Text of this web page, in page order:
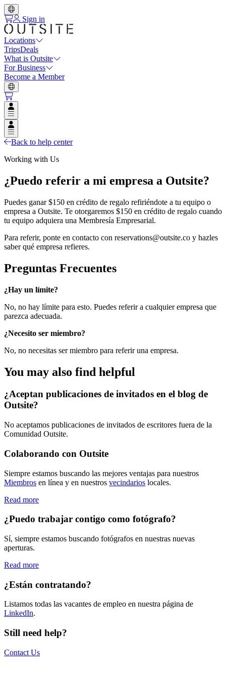
Sign in
Locations
TripsDeals
What is Outsite
For Business
Become a Member
Open user menu
Open user menu
Back to help center
Working with Us
¿Puedo referir a mi empresa a Outsite?
Puedes ganar $150 en crédito de regalo refiriéndote a tu equipo o
empresa a Outsite. Te otorgaremos $150 en crédito de regalo cuando
tu equipo adquiera una Membresía Empresarial.
Para referir, ponte en contacto con reservations@outsite.co y hazles
saber qué empresa refieres.
Preguntas Frecuentes
¿Hay un límite?
No, no hay límite para esto. Puedes referir a cualquier empresa que
parezca adecuada.
¿Necesito ser miembro?
No, no necesitas ser miembro para referir una empresa.
You may also find helpful
¿Aceptan publicaciones de invitados en el blog de
Outsite?
No aceptamos publicaciones de invitados de escritores fuera de la
Comunidad Outsite.
Colaborando con Outsite
Siempre estamos buscando las mejores ventajas para nuestros
Miembros en línea y en nuestros vecindarios locales.
Read more
¿Puedo trabajar contigo como fotógrafo?
Sí, siempre estamos buscando fotógrafos en nuestras nuevas
aperturas.
Read more
¿Están contratando?
Listamos todas las vacantes de empleo en nuestra página de
LinkedIn.
Still need help?
Contact Us